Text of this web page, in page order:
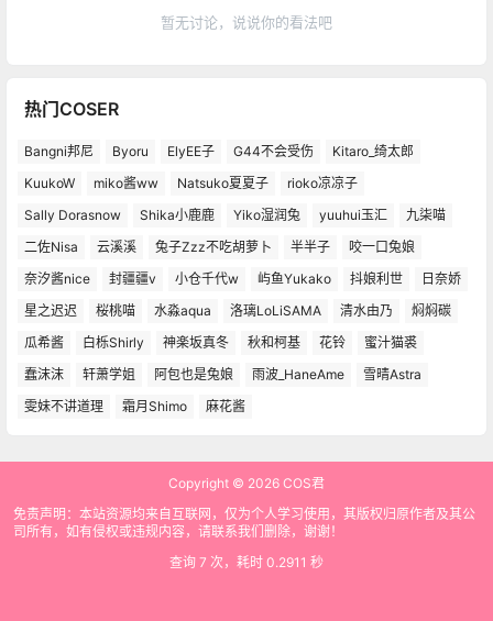
暂无讨论，说说你的看法吧
热门COSER
Bangni邦尼 Byoru ElyEE子 G44不会受伤
Kitaro_绮太郎
KuukoW
miko酱ww Natsuko夏夏子
rioko凉凉子
Sally Dorasnow
Shika小鹿鹿 Yiko湿润兔 yuuhui玉汇
九柒喵
二佐Nisa
云溪溪 兔子Zzz不吃胡萝卜 半半子
咬一口兔娘
奈汐酱nice
封疆疆v 小仓千代w 屿鱼Yukako 抖娘利世
日奈娇
星之迟迟
桜桃喵 水淼aqua 洛璃LoLiSAMA 清水由乃
焖焖碳
瓜希酱
白栎Shirly 神楽坂真冬 秋和柯基 花铃
蜜汁猫裘
蠢沫沫
轩萧学姐 阿包也是兔娘 雨波_HaneAme
雪晴Astra
雯妹不讲道理
霜月Shimo 麻花酱
Copyright © 2026 COS君
免责声明：本站资源均来自互联网，仅为个人学习使用，其版权归原作者及其公
司所有，如有侵权或违规内容，请联系我们删除，谢谢！
查询 7 次，耗时 0.2911 秒